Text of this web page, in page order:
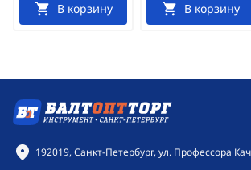
В корзину В корзину
Контактная информация
192019, Санкт-Петербург, ул. Профессора